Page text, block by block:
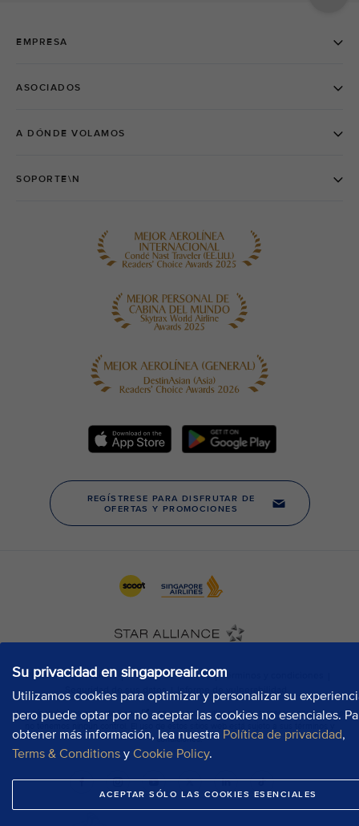
Su privacidad en singaporeair.com
Utilizamos cookies para optimizar y personalizar su
pero puede optar por no aceptar las cookies no esenciales.
obtener más información, lea nuestra Política de privacidad,
Terms & Conditions y Cookie Policy.
ACEPTAR SÓLO LAS COOKIES ESENCIALES